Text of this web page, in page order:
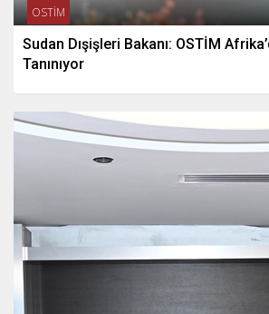
OSTİM
Sudan Dışişleri Bakanı: OSTİM
Tanınıyor